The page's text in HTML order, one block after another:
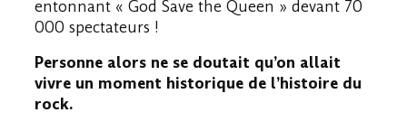
entonnant « God Save the Queen » devant 70
000 spectateurs !
Personne alors ne se doutait qu’on allait
vivre un moment historique de l’histoire du
rock.